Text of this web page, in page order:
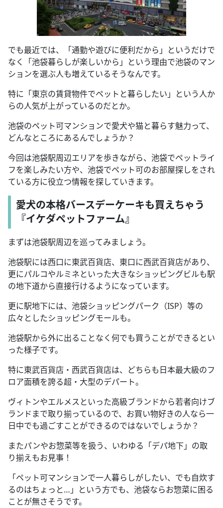
でも最近では、「通勤や遊びに便利だから」というだけで
なく「池袋暮らしが楽しいから」という理由で池袋のマン
ションを選ぶ人も増えているそうなんです。
特に「東京の賃貸物件でペットと暮らしたい」という人か
らの人気が上がっているのだとか。
池袋のペット可マンションで愛犬や猫と暮らす魅力って、
どんなところにあるんでしょうか？
今回は池袋駅周辺エリアを歩きながら、池袋でペットライ
フを楽しみたい方や、池袋でペット可のお部屋探しをされ
ている方に役立つ情報を探していきます。
愛犬の本格バースデーケーキも買えちゃう
『イケダペットファーム』
まずは池袋駅周辺を巡ってみましょう。
池袋駅には西口に東武百貨店、東口に西武百貨店があり、
更にパルコやルミネといった大きなショッピングビルも駅
の地下道から直接行けるようになっています。
更に駅地下には、池袋ショッピングパーク（ISP）等の
広々としたショッピングモールも。
池袋駅から外に出ることなく何でも買うことができるとい
った様子です。
特に東武百貨店・西武百貨店は、どちらも日本最大級のフ
ロア面積を誇る超・大型のデパート。
ヴィトンやエルメスといった高級ブランドから若者向けブ
ランドまで取り揃っているので、お買い物好きの人なら一
日中でも過ごすことができるのではないでしょうか？
またパンやお惣菜等を扱う、いわゆる「デパ地下」の取
り揃えもお見事！
「ペット可マンションで一人暮らしがしたい、でも自炊す
るのはちょっと…」という方でも、池袋ならお惣菜に困る
ことが無さそうです。